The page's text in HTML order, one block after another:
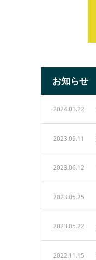
お知らせ
2024.01.22
2023.09.11
2023.06.12
2023.05.25
2023.05.22
2022.11.15